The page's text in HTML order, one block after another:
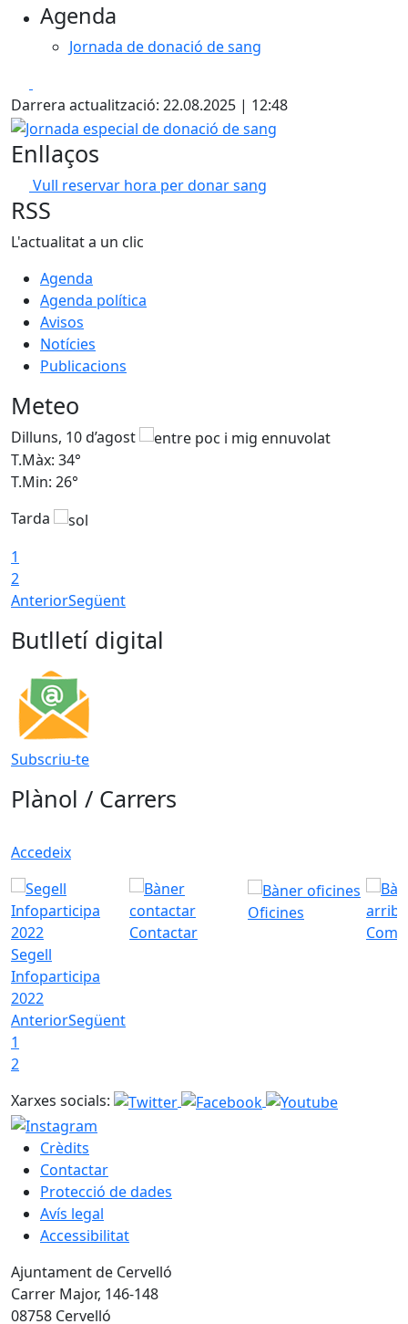
Agenda
Jornada de donació de sang
Darrera actualització: 22.08.2025 | 12:48
Jornada especial de donació de sang
Enllaços
Vull reservar hora per donar sang
RSS
L'actualitat a un clic
Agenda
Agenda política
Avisos
Notícies
Publicacions
Meteo
Dilluns, 10 d’agost
T.Màx: 34°
T.Min: 26°
Tarda
1
2
AnteriorSegüent
Butlletí digital
Subscriu-te
Plànol / Carrers
Accedeix
Segell
Infoparticipa
2022
Contactar
Oficines
Com
AnteriorSegüent
1
2
Xarxes socials:
Crèdits
Contactar
Protecció de dades
Avís legal
Accessibilitat
Ajuntament de Cervelló
Carrer Major, 146-148
08758 Cervelló